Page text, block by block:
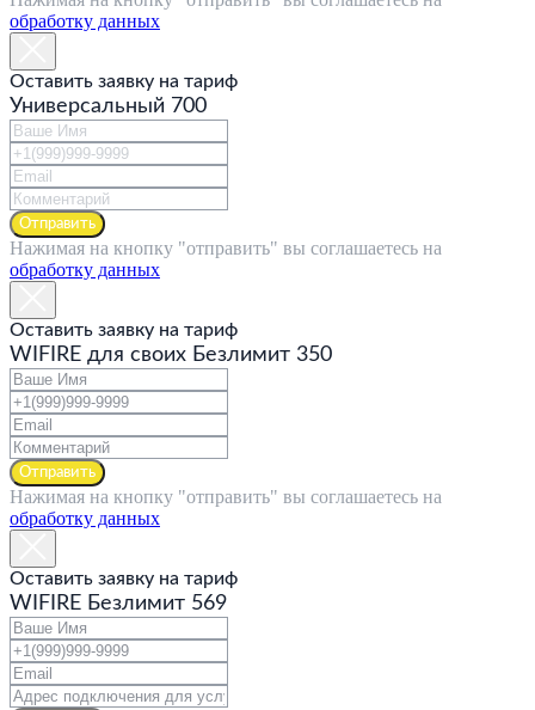
*2545
обработку данных
Оставить заявку на тариф
Универсальный 700
Отправить
Нажимая на кнопку "отправить" вы соглашаетесь на
обработку данных
Оставить заявку на тариф
WIFIRE для своих Безлимит 350
Отправить
Нажимая на кнопку "отправить" вы соглашаетесь на
обработку данных
Оставить заявку на тариф
WIFIRE Безлимит 569